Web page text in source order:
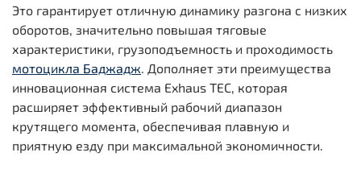
Это гарантирует отличную динамику разгона с низких
оборотов, значительно повышая тяговые
характеристики, грузоподъемность и проходимость
мотоцикла Баджадж. Дополняет эти преимущества
инновационная система Exhaus TEC, которая
расширяет эффективный рабочий диапазон
крутящего момента, обеспечивая плавную и
приятную езду при максимальной экономичности.